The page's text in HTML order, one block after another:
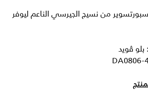
من نسيج الجيرسي الناعم ليوفر
ڤويد